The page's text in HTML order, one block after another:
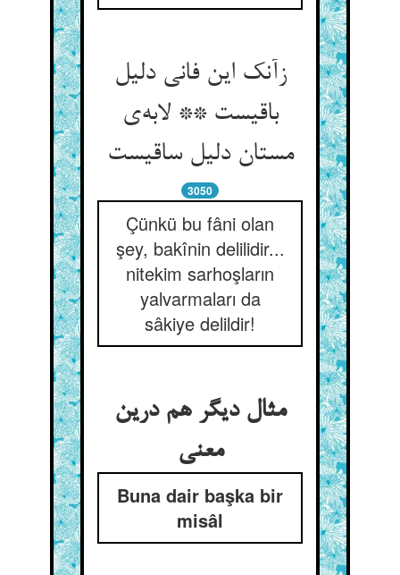
زآنک این فانی دلیل
باقیست ** لابه‌ی
مستان دلیل ساقیست
3050
Çünkü bu fâni olan
şey, bakînin delilidir...
nitekim sarhoşların
yalvarmaları da
sâkiye delildir!
مثال دیگر هم درین
معنی
Buna dair başka bir
misâl